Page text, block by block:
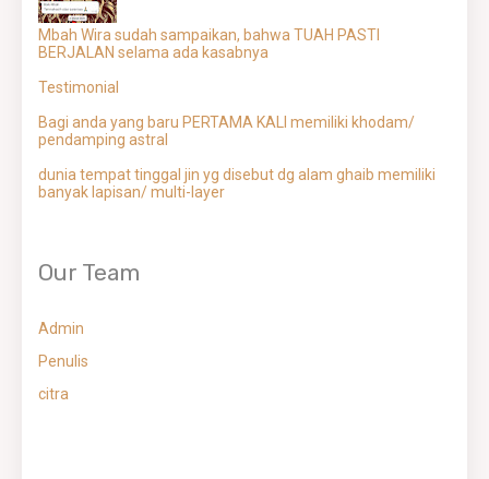
Mbah Wira sudah sampaikan, bahwa TUAH PASTI
BERJALAN selama ada kasabnya
Testimonial
Bagi anda yang baru PERTAMA KALI memiliki khodam/
pendamping astral
dunia tempat tinggal jin yg disebut dg alam ghaib memiliki
banyak lapisan/ multi-layer
Our Team
Admin
Penulis
citra